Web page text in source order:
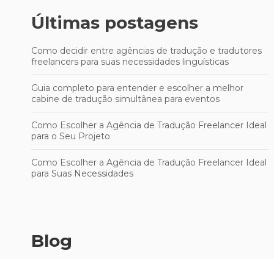
Últimas postagens
Como decidir entre agências de tradução e tradutores
freelancers para suas necessidades linguísticas
Guia completo para entender e escolher a melhor
cabine de tradução simultânea para eventos
Como Escolher a Agência de Tradução Freelancer Ideal
para o Seu Projeto
Como Escolher a Agência de Tradução Freelancer Ideal
para Suas Necessidades
Blog